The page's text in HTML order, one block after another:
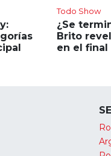
Todo Show
¿Se
Brito
en el final